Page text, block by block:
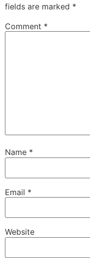
fields are marked *
Comment *
Name *
Email *
Website